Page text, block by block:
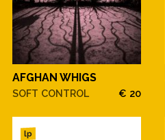
AFGHAN WHIGS
SOFT CONTROL € 20
lp